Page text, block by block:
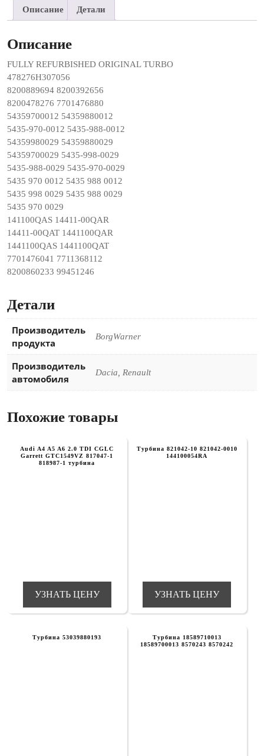
Описание Детали
Описание
FULLY REFURBISHED ORIGINAL TURBO
478276H307056
8200889694 8200392656
8200478276 7701476880
54359700012 54359880012
5435-970-0012 5435-988-0012
54359980029 54359880029
54359700029 5435-998-0029
5435-988-0029 5435-970-0029
5435 970 0012 5435 988 0012
5435 998 0029 5435 988 0029
5435 970 0029
141100QAS 14411-00QAR
14411-00QAT 1441100QAR
1441100QAS 1441100QAT
7701476041 7711368112
8200860233 99451246
Детали
Производитель
продукта
BorgWarner
Производитель
автомобиля
Dacia, Renault
Похожие товары
Audi A4 A5 A6 2.0 TDI CGLC
Garrett GTC1549VZ 817047-1
818987-1 турбина
УЗНАТЬ ЦЕНУ
Турбина 821042-10 821042-0010
144100054RA
УЗНАТЬ ЦЕНУ
Турбина 53039880193
Турбина 18589710013
18589700013 8570243 8570242